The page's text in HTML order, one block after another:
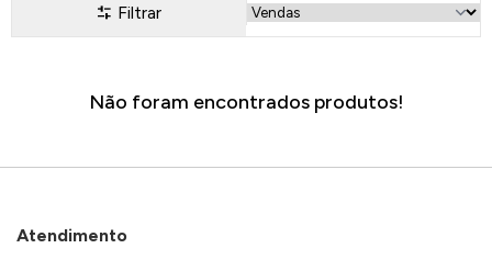
Filtrar
Não foram encontrados produtos!
Atendimento